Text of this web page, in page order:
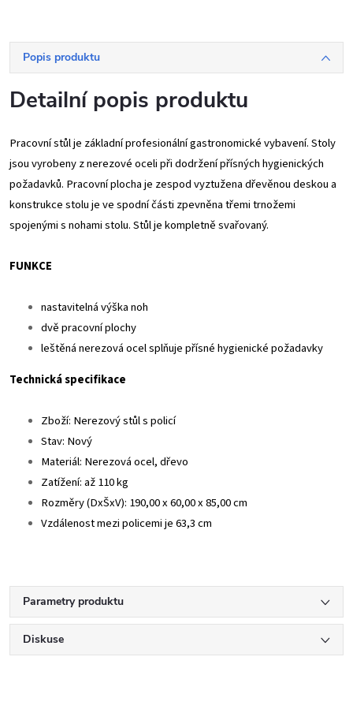
Popis produktu
Detailní popis produktu
Pracovní stůl je základní profesionální gastronomické vybavení. Stoly
jsou vyrobeny z nerezové oceli při dodržení přísných hygienických
požadavků. Pracovní plocha je zespod vyztužena dřevěnou deskou a
konstrukce stolu je ve spodní části zpevněna třemi trnožemi
spojenými s nohami stolu. Stůl je kompletně svařovaný.
FUNKCE
nastavitelná výška noh
dvě pracovní plochy
leštěná nerezová ocel splňuje přísné hygienické požadavky
Technická specifikace
Zboží: Nerezový stůl s policí
Stav: Nový
Materiál: Nerezová ocel, dřevo
Zatížení: až 110 kg
Rozměry (DxŠxV): 190,00 x 60,00 x 85,00 cm
Vzdálenost mezi policemi je 63,3 cm
Parametry produktu
Diskuse